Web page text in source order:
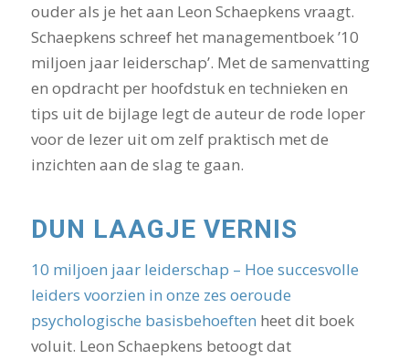
ouder als je het aan Leon Schaepkens vraagt.
Schaepkens schreef het managementboek ’10
miljoen jaar leiderschap’. Met de samenvatting
en opdracht per hoofdstuk en technieken en
tips uit de bijlage legt de auteur de rode loper
voor de lezer uit om zelf praktisch met de
inzichten aan de slag te gaan.
DUN LAAGJE VERNIS
10 miljoen jaar leiderschap – Hoe succesvolle
leiders voorzien in onze zes oeroude
psychologische basisbehoeften heet dit boek
voluit. Leon Schaepkens betoogt dat